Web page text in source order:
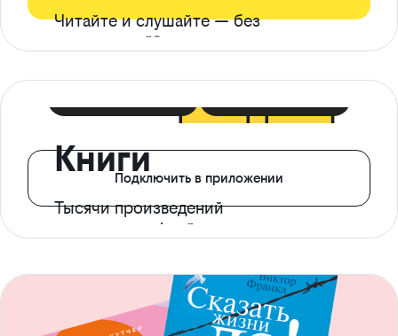
Читайте и слушайте — без
ограничений*
Книги
Тысячи произведений
с доступом офлайн
Подключить в приложении